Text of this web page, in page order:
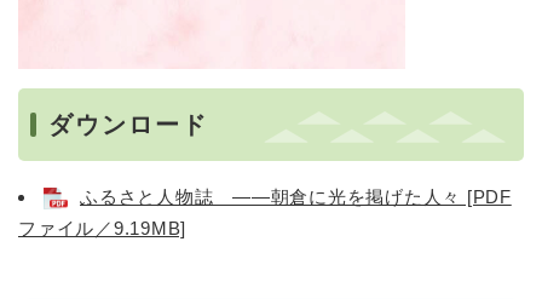
ダウンロード
ふるさと人物誌 ――朝倉に光を掲げた人々 [PDF
ファイル／9.19MB]